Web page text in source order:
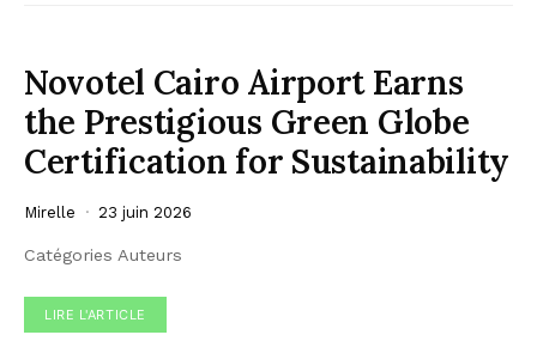
Novotel Cairo Airport Earns
the Prestigious Green Globe
Certification for Sustainability
Mirelle 23 juin 2026
Catégories Auteurs
LIRE L'ARTICLE